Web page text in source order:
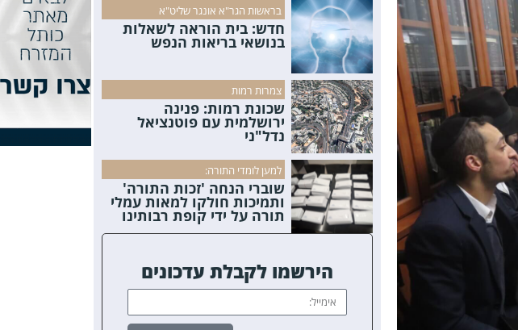
בראשות הגר"א אונגר שליט"א
חדש: בית הוראה לשאלות
בנושאי בריאות הנפש
צמרות רמות
שכונת רמות: פנינה
ירושלמית עם פוטנציאל
נדל"ני
למען לומדי התורה:
שוברי הנחה 'זכות התורה'
ותמיכות חולקו למאות עמלי
תורה על ידי קופת רבותינו
הירשמו לקבלת עדכונים